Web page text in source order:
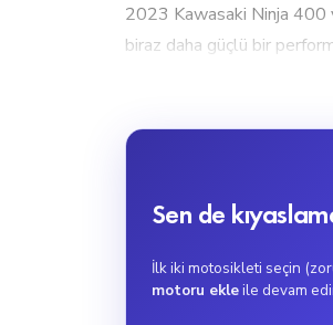
2023 Kawasaki Ninja 400
biraz daha güçlü bir
2023 Kawasaki Ninja
2023 Kawasaki Ninja
Pulsar RS 200 UG ise
2023 Kawasaki Ninja
Sen de
İlk iki motosikleti seçin
motoru ekleile devam